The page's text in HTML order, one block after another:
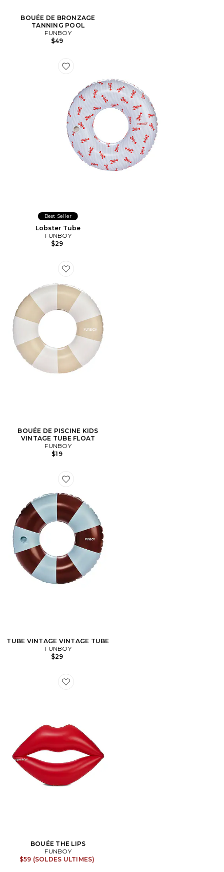
BOUÉE DE BRONZAGE
TANNING POOL
FUNBOY
$49
Favorite Lobster Tube
Best Seller
Lobster Tube
FUNBOY
$29
Favorite BOUÉE DE PISCINE KIDS VINTAGE TUBE
BOUÉE DE PISCINE KIDS
VINTAGE TUBE FLOAT
FUNBOY
$19
Favorite TUBE VINTAGE VINTAGE TUBE
TUBE VINTAGE VINTAGE TUBE
FUNBOY
$29
Favorite BOUÉE THE LIPS
BOUÉE THE LIPS
FUNBOY
$59 (SOLDES ULTIMES)